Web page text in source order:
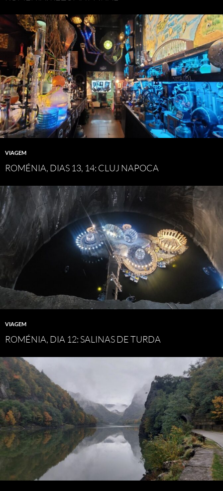
VIAGEM
ROMÉNIA, DIAS 13, 14: CLUJ NAPOCA
VIAGEM
ROMÉNIA, DIA 12: SALINAS DE TURDA